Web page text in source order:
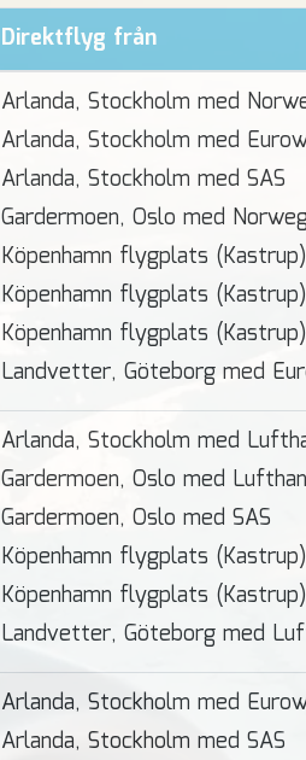
Direktflyg från
Arlanda, Stockholm med
Arlanda, Stockholm med
Arlanda, Stockholm med SAS
Gardermoen, Oslo med
Köpenhamn flygplats
Köpenhamn flygplats
Köpenhamn flygplats
Landvetter, Göteborg med
Arlanda, Stockholm med
Gardermoen, Oslo med
Gardermoen, Oslo med SAS
Köpenhamn flygplats
Köpenhamn flygplats
Landvetter, Göteborg med
Arlanda, Stockholm med
Arlanda, Stockholm med SAS